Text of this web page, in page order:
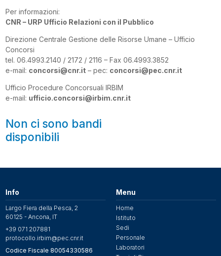
Per informazioni:
CNR – URP Ufficio Relazioni con il Pubblico
Direzione Centrale Gestione delle Risorse Umane – Ufficio
Concorsi
tel. 06.4993.2140 / 2172 / 2116 – Fax 06.4993.3852
e-mail: concorsi@cnr.it– pec: concorsi@pec.cnr.it
Ufficio Procedure Concorsuali IRBIM
e-mail: ufficio.concorsi@irbim.cnr.it
Non ci sono bandi
disponibili
Info
Largo Fiera della Pesca, 2
60125 - Ancona, IT
+39 071 207881
protocollo.irbim@pec.cnr.it
Codice Fiscale 80054330586
Menu
Home
Istituto
Sedi
Personale
Laboratori